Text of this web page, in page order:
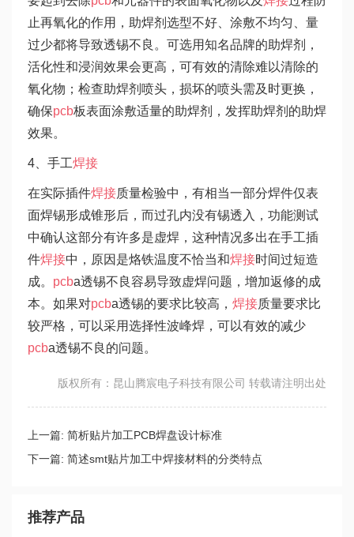
止再氧化的作用，助焊剂选型不好、涂敷不均匀、量
过少都将导致透锡不良。可选用知名品牌的助焊剂，
活化性和浸润效果会更高，可有效的清除难以清除的
氧化物；检查助焊剂喷头，损坏的喷头需及时更换，
确保pcb板表面涂敷适量的助焊剂，发挥助焊剂的助焊
效果。
4、手工焊接
在实际插件焊接质量检验中，有相当一部分焊件仅表
面焊锡形成锥形后，而过孔内没有锡透入，功能测试
中确认这部分有许多是虚焊，这种情况多出在手工插
件焊接中，原因是烙铁温度不恰当和焊接时间过短造
成。 pcba透锡不良容易导致虚焊问题，增加返修的成
本。如果对pcba透锡的要求比较高， 焊接质量要求比
较严格，可以采用选择性波峰焊，可以有效的减少
pcba透锡不良的问题。
版权所有：昆山腾宸电子科技有限公司 转载请注明出处
上一篇: 简析贴片加工PCB焊盘设计标准
下一篇: 简述smt贴片加工中焊接材料的分类特点
推荐产品